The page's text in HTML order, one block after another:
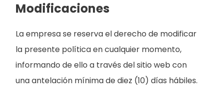
Modificaciones
La empresa se reserva el derecho de modificar
la presente política en cualquier momento,
informando de ello a través del sitio web con
una antelación mínima de diez (10) días hábiles.